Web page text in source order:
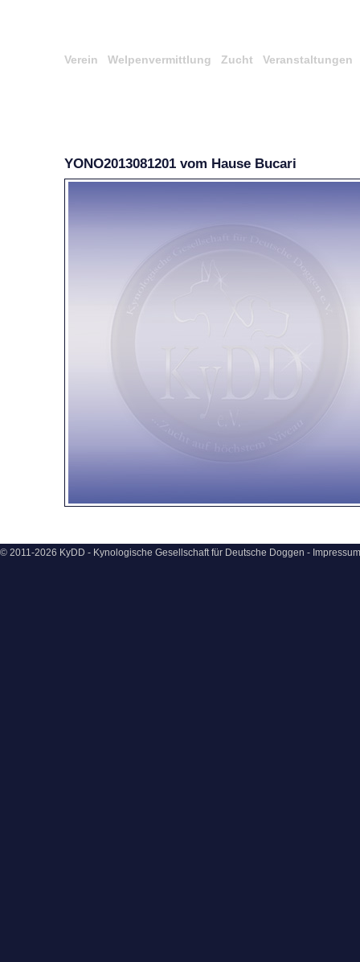
Verein Welpenvermittlung Zucht Veranstaltungen
YONO2013081201 vom Hause Bucari
© 2011-2026 KyDD - Kynologische Gesellschaft für Deutsche Doggen - Impressum